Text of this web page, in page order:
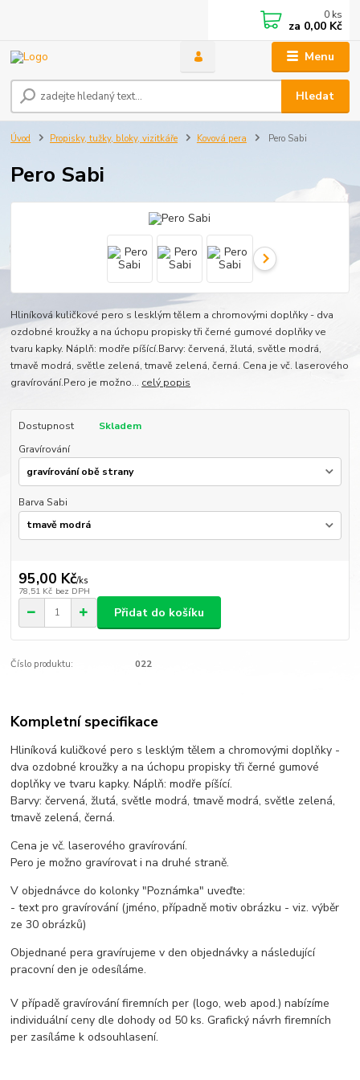
Menu
Hledat
0 ks
za 0,00 Kč
Úvod Propisky, tužky, bloky, vizitkáře Kovová pera Pero Sabi
Pero Sabi
Hliníková kuličkové pero s lesklým tělem a chromovými doplňky - dva
ozdobné kroužky a na úchopu propisky tři černé gumové doplňky ve
tvaru kapky. Náplň: modře píšící.Barvy: červená, žlutá, světle modrá,
tmavě modrá, světle zelená, tmavě zelená, černá. Cena je vč. laserového
gravírování.Pero je možno... celý popis
Dostupnost
Skladem
Gravírování
Barva Sabi
95,00 Kč/ks
78,51 Kč bez DPH
Přidat do košíku
Číslo produktu: 022
Kompletní specifikace
Hliníková kuličkové pero s lesklým tělem a chromovými doplňky -
dva ozdobné kroužky a na úchopu propisky tři černé gumové
doplňky ve tvaru kapky. Náplň: modře píšící.
Barvy: červená, žlutá, světle modrá, tmavě modrá, světle zelená,
tmavě zelená, černá.
Cena je vč. laserového gravírování.
Pero je možno gravírovat i na druhé straně.
V objednávce do kolonky "Poznámka" uveďte:
- text pro gravírování (jméno, případně motiv obrázku - viz. výběr
ze 30 obrázků)
Objednané pera gravírujeme v den objednávky a následující
pracovní den je odesíláme.
V případě gravírování firemních per (logo, web apod.) nabízíme
individuální ceny dle dohody od 50 ks. Grafický návrh firemních
per zasíláme k odsouhlasení.